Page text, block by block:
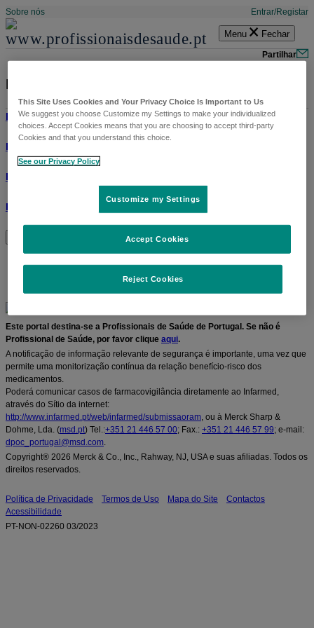
Sobre nós Entrar Registar
Menu Fechar
Partilhar
Ep.34 ONCOLOGIA
Produtos
Patologias
Especialidades
Recursos Profissionais
Este portal destina-se a Profissionais de Saúde de Portugal. Se não é
Profissional de Saúde, por favor clique aqui.
A notificação de informação relevante de segurança é importante, uma vez que
permite uma monitorização contínua da relação benefício-risco dos
medicamentos.
Poderá comunicar casos de farmacovigilância diretamente ao Infarmed,
através do Sítio da internet:
http://www.infarmed.pt/web/infarmed/submissaoram, ou à Merck Sharp &
Dohme, Lda. (msd.pt) Tel.:+351 21 446 57 00; Fax.: +351 21 446 57 99; e-mail:
dpoc_portugal@msd.com.
Copyright® 2026 Merck & Co., Inc., Rahway, NJ, USA e suas afiliadas. Todos os
direitos reservados.
Política de Privacidade Termos de Uso Mapa do Site
Contactos
Acessibilidade
PT-NON-02260 03/2023
This Site Uses Cookies and Your Privacy Choice Is Important to Us
We suggest you choose Customize my Settings to make your individualized
choices. Accept Cookies means that you are choosing to accept third-party
Cookies and that you understand this choice.
See our Privacy Policy
Customize my Settings
Reject Cookies
Accept Cookies